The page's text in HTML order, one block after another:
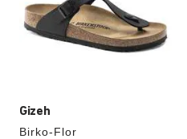
Gizeh
Birko-Flor
werden
die
Produktbilder